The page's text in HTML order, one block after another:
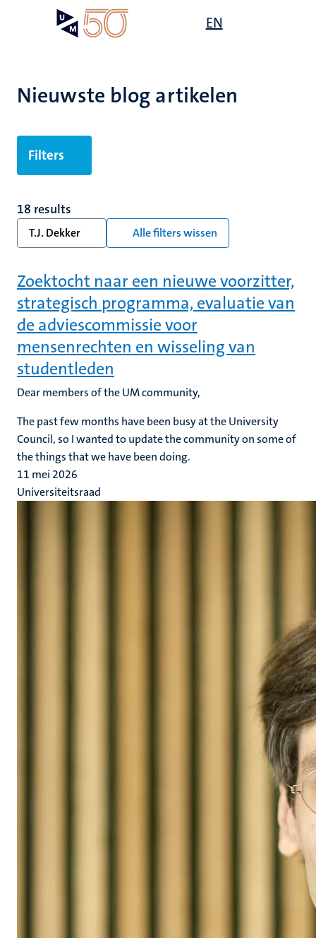
gaan
EN
Nieuwste blog artikelen
Filters
18 results
T.J. Dekker Alle filters wissen
Zoektocht naar een nieuwe voorzitter,
strategisch programma, evaluatie van
de adviescommissie voor
mensenrechten en wisseling van
studentleden
Dear members of the UM community,
The past few months have been busy at the University
Council, so I wanted to update the community on some of
the things that we have been doing.
11 mei 2026
Universiteitsraad